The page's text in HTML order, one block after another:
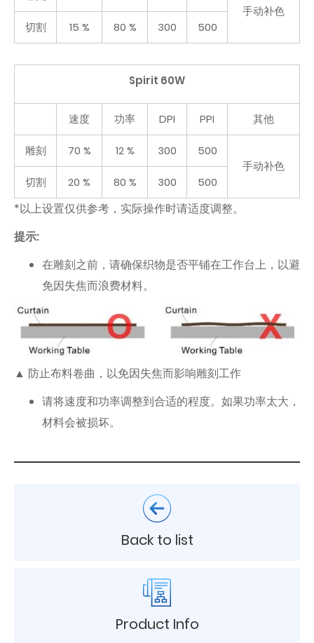
手动补色
切割
15 % 80 % 300 500
Spirit 60W
速度 功率 DPI PPI 其他
雕刻 70 % 12 % 300
500
手动补色
切割
20 % 80 % 300 500
*以上设置仅供参考，实际操作时请适度调整。
提示:
在雕刻之前，请确保织物是否平铺在工作台上，以避
免因失焦而浪费材料。
▲ 防止布料卷曲，以免因失焦而影响雕刻工作
请将速度和功率调整到合适的程度。如果功率太大，
材料会被损坏。
Back to list
Product Info